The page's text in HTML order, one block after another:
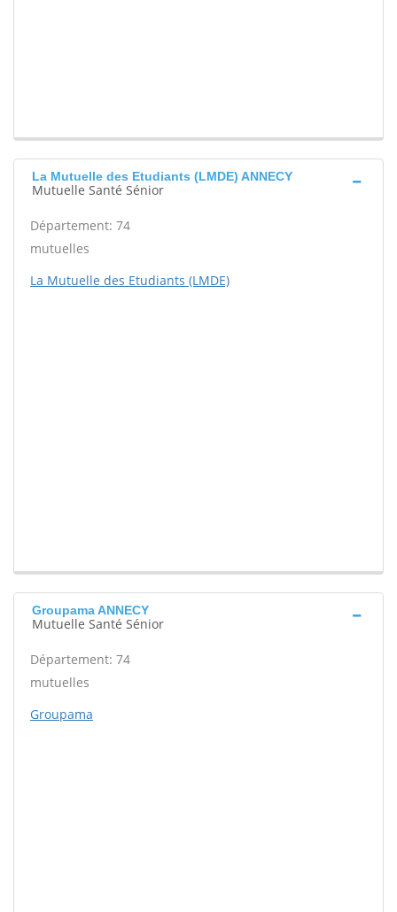
La Mutuelle des Etudiants (LMDE) ANNECY
Mutuelle Santé Sénior
Département: 74
mutuelles
La Mutuelle des Etudiants (LMDE)
Groupama ANNECY
Mutuelle Santé Sénior
Département: 74
mutuelles
Groupama